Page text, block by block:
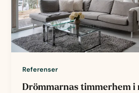
Referenser
Drömmarnas timmerhem i